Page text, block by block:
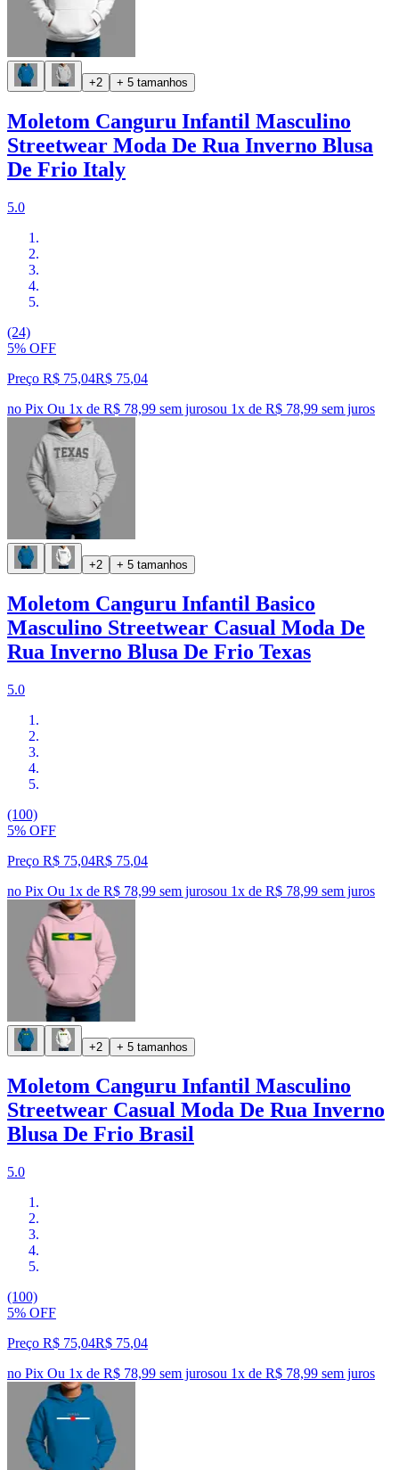
+2 + 5 tamanhos
Moletom Canguru Infantil Masculino
Streetwear Moda De Rua Inverno Blusa
De Frio Italy
5.0
(24)
5% OFF
Preço R$ 75,04R$ 75,04
no Pix Ou 1x de R$ 78,99 sem jurosou 1x de R$ 78,99 sem juros
+2 + 5 tamanhos
Moletom Canguru Infantil Basico
Masculino Streetwear Casual Moda De
Rua Inverno Blusa De Frio Texas
5.0
(100)
5% OFF
Preço R$ 75,04R$ 75,04
no Pix Ou 1x de R$ 78,99 sem jurosou 1x de R$ 78,99 sem juros
+2 + 5 tamanhos
Moletom Canguru Infantil Masculino
Streetwear Casual Moda De Rua Inverno
Blusa De Frio Brasil
5.0
(100)
5% OFF
Preço R$ 75,04R$ 75,04
no Pix Ou 1x de R$ 78,99 sem jurosou 1x de R$ 78,99 sem juros